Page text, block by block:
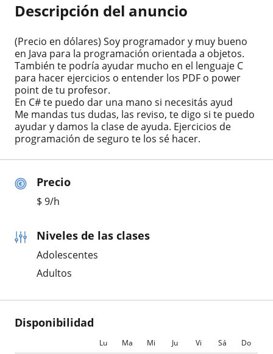
Precio
$ 9/h
Niveles de las clases
Adolescentes
Adultos
Disponibilidad
Lu Ma Mi Ju Vi Sá Do
Descripción del anuncio
(Precio en dólares) Soy programador y muy bueno
en Java para la programación orientada a objetos.
También te podría ayudar mucho en el lenguaje C
para hacer ejercicios o entender los PDF o power
point de tu profesor.
En C# te puedo dar una mano si necesitás ayud
Me mandas tus dudas, las reviso, te digo si te puedo
ayudar y damos la clase de ayuda. Ejercicios de
programación de seguro te los sé hacer.